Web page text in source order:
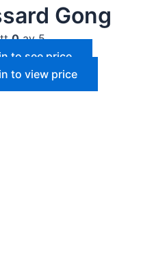
Gong
0av 5
to see price
to view price